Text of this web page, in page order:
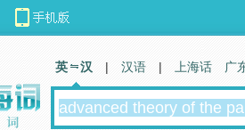
英 汉 | 汉语 | 上海话 广